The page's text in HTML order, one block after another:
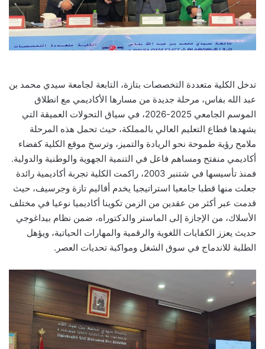
تدخل الكلية متعددة التخصصات بتازة، التابعة لجامعة سيدي محمد بن
عبد الله بفاس، مرحلة جديدة من مسارها الأكاديمي مع انطلاق
الموسم الجامعي 2025-2026، في سياق التحولات العميقة التي
يشهدها قطاع التعليم العالي بالمملكة، حيث تحمل هذه المرحلة
ملامح رؤية طموحة نحو الريادة والتميز، وترسخ موقع الكلية كفضاء
أكاديمي منفتح ومساهم فاعل في التنمية الجهوية والوطنية والدولية.
فمنذ تأسيسها في شتنبر 2003، راكمت الكلية تجربة أكاديمية رائدة
جعلت منها قطبا جامعيا استراتيجيا يخدم أقاليم تازة وجرسيف، حيث
قدمت عبر أكثر من عقدين من الزمن تكوينا أكاديميا نوعيا في مختلف
الأسلاك، من الإجازة إلى الماستر والدكتوراه، ضمن نظام بيداغوجي
حديث يعزز الكفايات اللغوية والرقمية والمهارات الحياتية، ويؤهل
الطلبة للاندماج في سوق الشغل ومواكبة تحديات العصر.